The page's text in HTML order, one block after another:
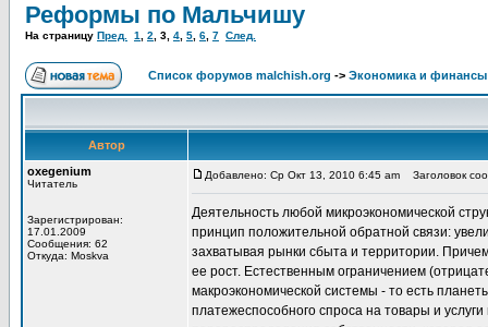
Реформы по Мальчишу
На страницу Пред. 1 2 3 4 5 6 7 След.
Список форумов malchish.org -> Экономика и финансы
Автор
oxegenium
Читатель
Зарегистрирован:
17.01.2009
Сообщения: 62
Откуда: Moskva
Добавлено: Ср Окт 13, 2010 6:45 am Заголовок
Деятельность любой микроэкономической
принцип положительной обратной связи:
захватывая рынки сбыта и территории.
ее рост. Естественным ограничением
макроэкономической системы - то есть
платежеспособного спроса на товары и